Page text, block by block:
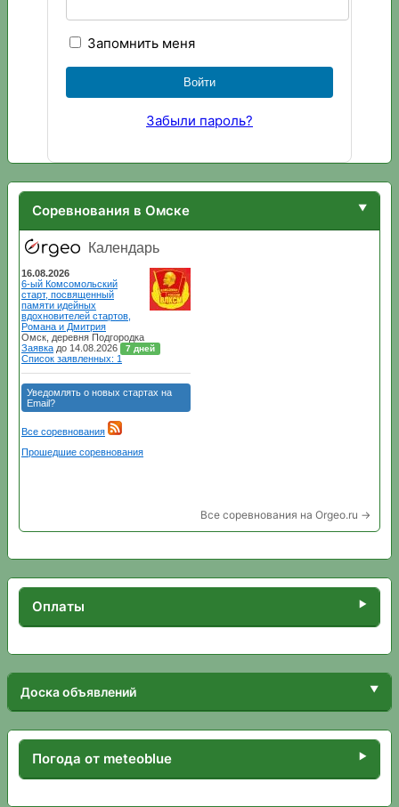
Запомнить меня
Забыли пароль?
Соревнования в Омске
Все соревнования на Orgeo.ru →
Оплаты
Доска объявлений
Погода от meteoblue